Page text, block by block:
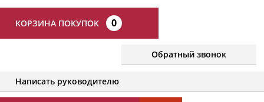
КОРЗИНА ПОКУПОК 0
Обратный звонок
Написать руководителю